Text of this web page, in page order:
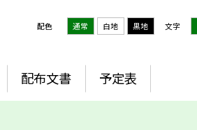
配色 通常 白地 黒地 文字
配布文書 予定表